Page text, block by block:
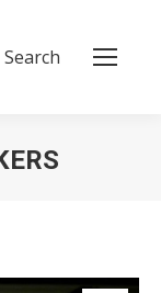
Search:
Search